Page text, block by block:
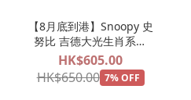
【8月底到港】Snoopy 史
努比 吉德大光生肖系列
2027年 羊年限定 羔羊
FIGURE 擺設
HK$605.00
HK$650.00 7% OFF